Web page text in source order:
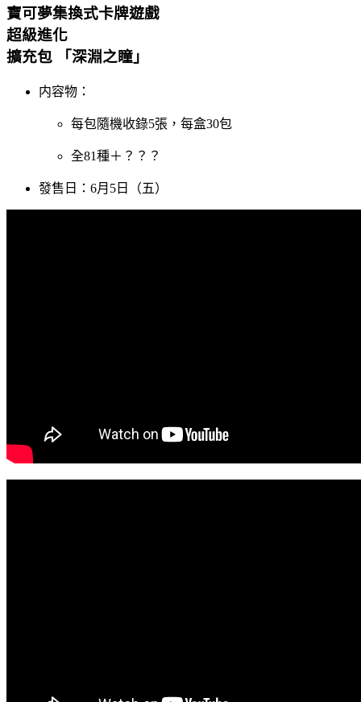
寶可夢集換式卡牌遊戲
超級進化
擴充包 「深淵之瞳」
内容物：
每包隨機收錄5張，每盒30包
全81種＋？？？
發售日：6月5日（五）